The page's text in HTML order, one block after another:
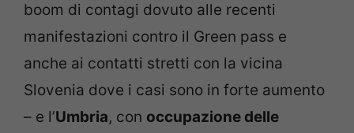
boom di contagi dovuto alle recenti
manifestazioni contro il Green pass e
anche ai contatti stretti con la vicina
Slovenia dove i casi sono in forte aumento
– e l’Umbria, con occupazione delle